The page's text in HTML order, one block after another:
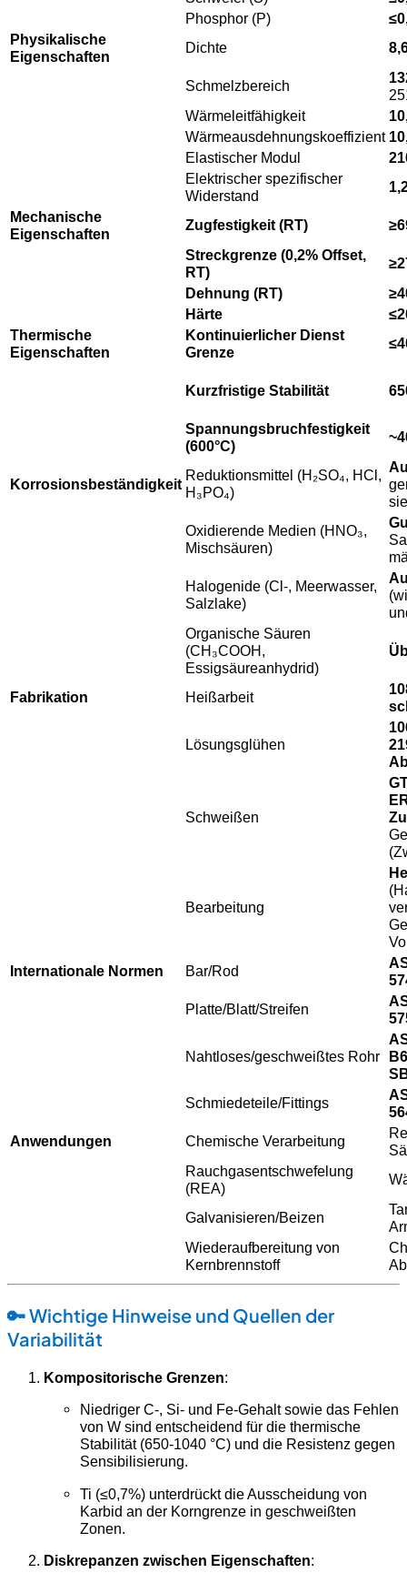
Phosphor (P)
Physikalische
Eigenschaften
Dichte
Schmelzbereich
Wärmeleitfähigkeit
Wärmeausdehnungskoeffizient
Elastischer Modul
Elektrischer spezifischer
Widerstand
Mechanische
Eigenschaften
Zugfestigkeit (RT)
Streckgrenze (0,2% Offset,
RT)
Dehnung (RT)
Härte
Thermische
Eigenschaften
Kontinuierlicher Dienst
Grenze
Kurzfristige Stabilität
Spannungsbruchfestigkeit
(600°C)
Korrosionsbeständigkeit
Reduktionsmittel (H₂SO₄, HCl,
H₃PO₄)
Oxidierende Medien (HNO₃,
Mischsäuren)
Halogenide (Cl-, Meerwasser,
Salzlake)
Organische Säuren
(CH₃COOH,
Essigsäureanhydrid)
Fabrikation Heißarbeit
Lösungsglühen
Schweißen
Bearbeitung
Internationale Normen
Bar/Rod
Platte/Blatt/Streifen
Nahtloses/geschweißtes Rohr
Schmiedeteile/Fittings
Anwendungen
Chemische Verarbeitung
Rauchgasentschwefelung
(REA)
Galvanisieren/Beizen
Wiederaufbereitung von
Kernbrennstoff
🔑Wichtige Hinweise und Quellen der
Variabilität
Kompositorische Grenzen:
Niedriger C-, Si- und Fe-Gehalt sowie das Fehlen
von W sind entscheidend für die thermische
Stabilität (650-1040 °C) und die Resistenz gegen
Sensibilisierung.
Ti (≤0,7%) unterdrückt die Ausscheidung von
Karbid an der Korngrenze in geschweißten
Zonen.
Diskrepanzen zwischen Eigenschaften: